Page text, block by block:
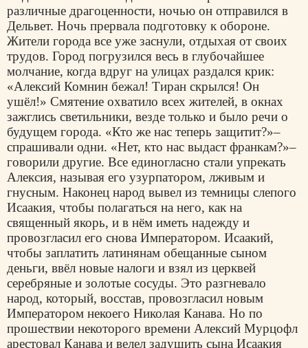
различные драгоценности, ночью он отправился в
Дельвет. Ночь прервала подготовку к обороне.
Жители города все уже заснули, отдыхая от своих
трудов. Город погрузился весь в глубочайшее
молчание, когда вдруг на улицах раздался крик:
«Алексий Комнин бежал! Тиран скрылся! Он
ушёл!» Смятение охватило всех жителей, в окнах
зажглись светильники, везде только и было речи о
будущем города. «Кто же нас теперь защитит?»–
спрашивали одни. «Нет, кто нас выдаст франкам?»–
говорили другие. Все единогласно стали упрекать
Алексия, называя его узурпатором, лживым и
гнусным. Наконец народ вывел из темницы слепого
Исаакия, чтобы полагаться на него, как на
священный якорь, и в нём иметь надежду и
провозгласил его снова Императором. Исаакий,
чтобы заплатить латинянам обещанные сыном
деньги, ввёл новые налоги и взял из церквей
серебряные и золотые сосуды. Это разгневало
народ, который, восстав, провозгласил новым
Императором некоего Николая Канава. Но по
прошествии некоторого времени Алексий Мурцофл
арестовал Канава и велел задушить сына Исаакия